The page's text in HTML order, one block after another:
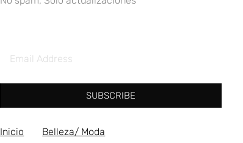
SUBSCRIBE
Inicio Belleza/ Moda